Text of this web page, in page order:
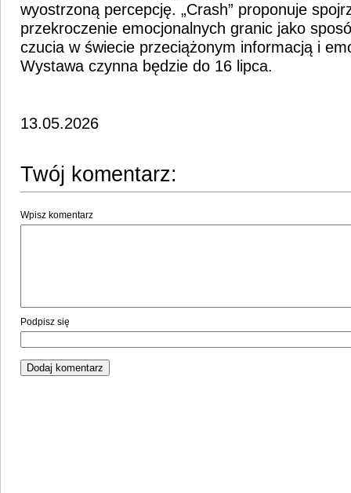
wyostrzoną percepcję. „Crash” proponuje
przekroczenie emocjonalnych granic jako
czucia w świecie przeciążonym informacją i
Wystawa czynna będzie do 16 lipca.
13.05.2026
Twój komentarz:
Wpisz komentarz
Podpisz się